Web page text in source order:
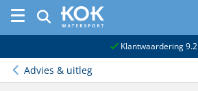
Klantwaardering 9.2
Advies & uitleg